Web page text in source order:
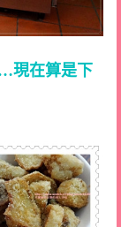
現在算是下